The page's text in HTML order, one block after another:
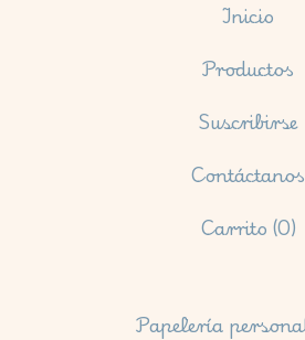
Inicio
Productos
Suscribirse
Contáctanos
Carrito (0)
Papelería